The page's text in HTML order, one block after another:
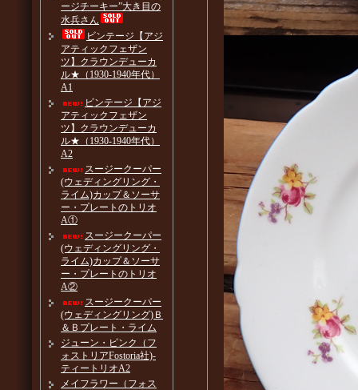
ージチーキー”大き目の
水兵さん
ビンテージ【アジ
アティックフェザン
ツ】クラウンデューカ
ル★（1930-1940年代）
A1
ビンテージ【アジ
アティックフェザン
ツ】クラウンデューカ
ル★（1930-1940年代）
A2
スージークーパー
(ウェディングリング・
ライム)カップ＆ソーサ
ー・プレートのトリオ
A①
スージークーパー
(ウェディングリング・
ライム)カップ＆ソーサ
ー・プレートのトリオ
A②
スージークーパー
(ウェディングリング)Ｂ
＆Ｂプレート・ライム
ジューン・ピンク（フ
ォストリアFostoria社)-
ティートリオA2
メイフラワー（フォス